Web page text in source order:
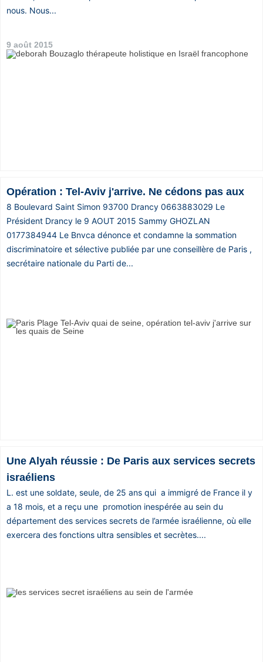
nous. Nous...
9 août 2015
Opération : Tel-Aviv j'arrive. Ne cédons pas aux
8 Boulevard Saint Simon 93700 Drancy 0663883029 Le
Président Drancy le 9 AOUT 2015 Sammy GHOZLAN
0177384944 Le Bnvca dénonce et condamne la sommation
discriminatoire et sélective publiée par une conseillère de Paris ,
secrétaire nationale du Parti de...
Une Alyah réussie : De Paris aux services secrets
israéliens
L. est une soldate, seule, de 25 ans qui a immigré de France il y
a 18 mois, et a reçu une promotion inespérée au sein du
département des services secrets de l’armée israélienne, où elle
exercera des fonctions ultra sensibles et secrètes....